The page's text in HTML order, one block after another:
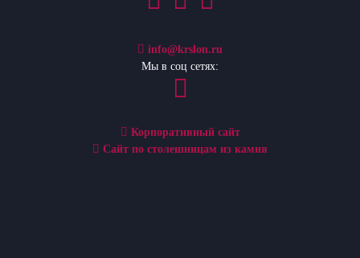
info@krslon.ru
Мы в соц сетях:
Корпоративный сайт
Сайт по столешницам из камня